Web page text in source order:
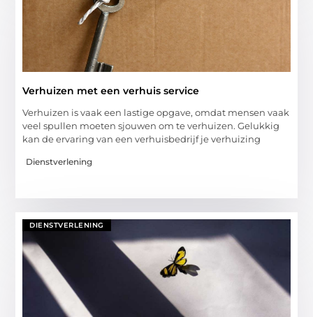
Verhuizen met een verhuis service
Verhuizen is vaak een lastige opgave, omdat mensen vaak
veel spullen moeten sjouwen om te verhuizen. Gelukkig
kan de ervaring van een verhuisbedrijf je verhuizing
Dienstverlening
DIENSTVERLENING